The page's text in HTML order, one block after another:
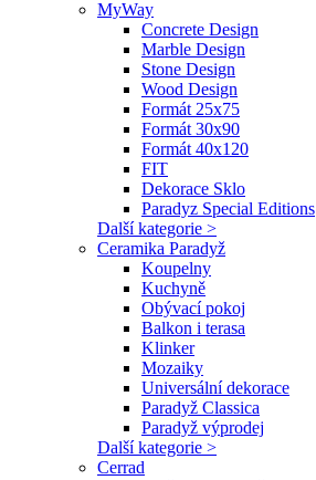
MyWay
Concrete Design
Marble Design
Stone Design
Wood Design
Formát 25x75
Formát 30x90
Formát 40x120
FIT
Dekorace Sklo
Paradyz Special Editions
Další kategorie >
Ceramika Paradyž
Koupelny
Kuchyně
Obývací pokoj
Balkon i terasa
Klinker
Mozaiky
Universální dekorace
Paradyž Classica
Paradyž výprodej
Další kategorie >
Cerrad